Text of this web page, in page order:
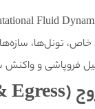
تونل‌ها،
فروپاشی و واکنش
(Evacuation & Egress)